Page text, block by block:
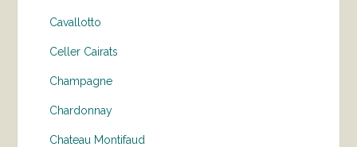
Cavallotto
Celler Cairats
Champagne
Chardonnay
Chateau Montifaud